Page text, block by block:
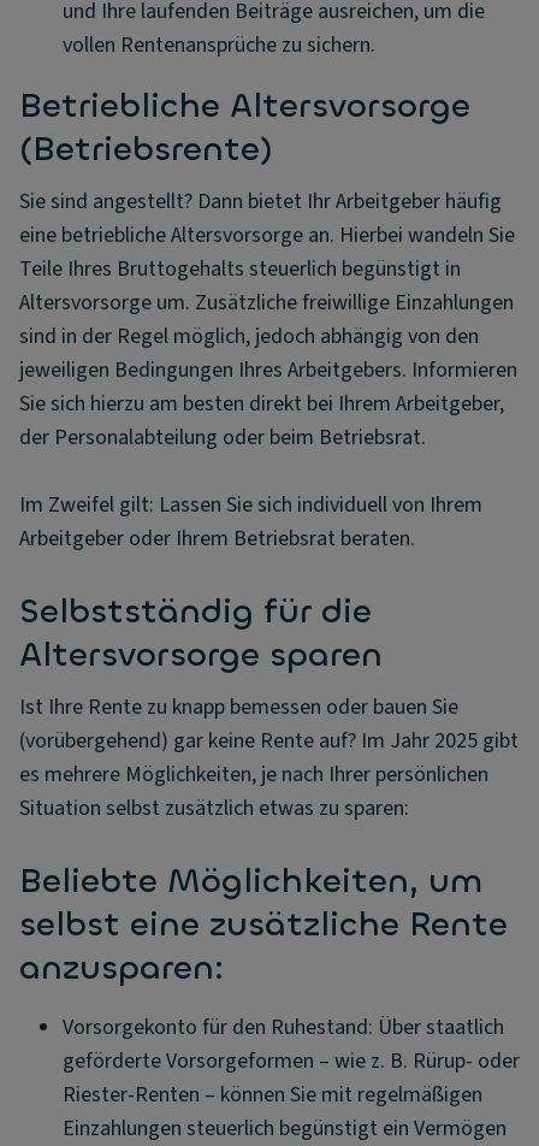
und Ihre laufenden Beiträge ausreichen, um die
vollen Rentenansprüche zu sichern.
Betriebliche Altersvorsorge
(Betriebsrente)
Sie sind angestellt? Dann bietet Ihr Arbeitgeber häufig
eine betriebliche Altersvorsorge an. Hierbei wandeln Sie
Teile Ihres Bruttogehalts steuerlich begünstigt in
Altersvorsorge um. Zusätzliche freiwillige Einzahlungen
sind in der Regel möglich, jedoch abhängig von den
jeweiligen Bedingungen Ihres Arbeitgebers. Informieren
Sie sich hierzu am besten direkt bei Ihrem Arbeitgeber,
der Personalabteilung oder beim Betriebsrat.
Im Zweifel gilt: Lassen Sie sich individuell von Ihrem
Arbeitgeber oder Ihrem Betriebsrat beraten.
Selbstständig für die
Altersvorsorge sparen
Ist Ihre Rente zu knapp bemessen oder bauen Sie
(vorübergehend) gar keine Rente auf? Im Jahr 2025 gibt
es mehrere Möglichkeiten, je nach Ihrer persönlichen
Situation selbst zusätzlich etwas zu sparen:
Beliebte Möglichkeiten, um
selbst eine zusätzliche Rente
anzusparen:
Vorsorgekonto für den Ruhestand: Über staatlich
geförderte Vorsorgeformen – wie z. B. Rürup- oder
Riester-Renten – können Sie mit regelmäßigen
Einzahlungen steuerlich begünstigt ein Vermögen